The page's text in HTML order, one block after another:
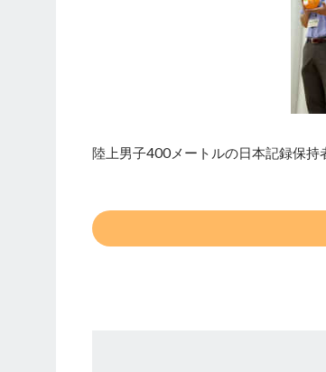
陸上男子400メートルの日本記録保